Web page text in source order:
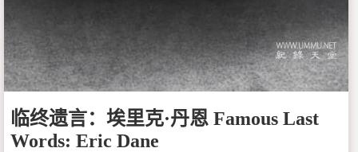
临终遗言：埃里克·丹恩 Famous Last
Words: Eric Dane